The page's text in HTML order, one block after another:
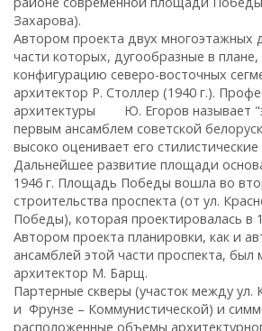
Захарова).
Автором проекта двух многоэтажных
части которых, дугообразные в
конфигурацию северо-восточных
архитектор Р. Столлер (1940 г.).
архитектуры Ю. Егоров называет
первым ансамблем советской
высоко оценивает его
Дальнейшее развитие площади
1946 г. Площадь Победы вошла во
строительства проспекта (от ул.
Победы), которая проектировалась в
Автором проекта планировки, как и
ансамблей этой части проспекта, был
архитектор М. Барщ.
Партерные скверы (участок между ул.
и Фрунзе – Коммунистической) и
расположенные объемы